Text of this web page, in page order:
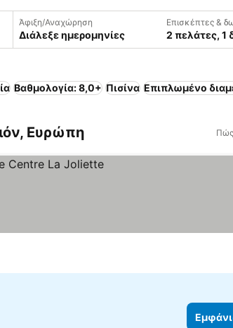
Άφιξη/Αναχώρηση
Διάλεξε ημερομηνίες
Επισκέπτες &
2 πελάτες, 1
Βαθμολογία: 8,0+ Πισίνα Επιπλωμένο
Ευρώπη